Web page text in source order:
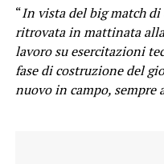
“In vista del big match di
ritrovata in mattinata
lavoro su esercitazioni
fase di costruzione del
nuovo in campo, sempre